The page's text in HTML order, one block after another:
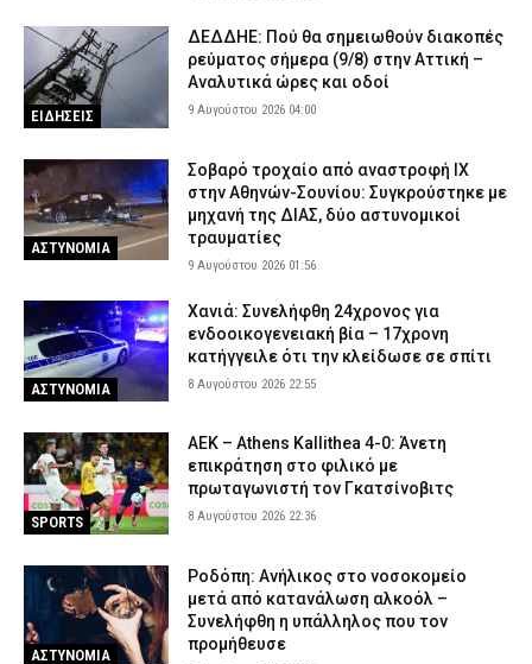
Κέρκυρα: Απαγορεύτηκε ο απόπλους πλοίου με 26 επιβάτες
λόγω μηχανικής βλάβης
ΕΙΔΗΣΕΙΣ 8 Αυγούστου 2026 15:32
ΕΙΔΗΣΕΙΣ
ΔΕΔΔΗΕ: Πού θα σημειωθούν διακοπές
ρεύματος σήμερα (9/8) στην Αττική –
Αναλυτικά ώρες και οδοί
9 Αυγούστου 2026 04:00
ΑΣΤΥΝΟΜΙΑ
Σοβαρό τροχαίο από αναστροφή ΙΧ
στην Αθηνών-Σουνίου: Συγκρούστηκε με
μηχανή της ΔΙΑΣ, δύο αστυνομικοί
τραυματίες
9 Αυγούστου 2026 01:56
ΑΣΤΥΝΟΜΙΑ
Χανιά: Συνελήφθη 24χρονος για
ενδοοικογενειακή βία – 17χρονη
κατήγγειλε ότι την κλείδωσε σε σπίτι
8 Αυγούστου 2026 22:55
SPORTS
ΑΕΚ – Athens Kallithea 4-0: Άνετη
επικράτηση στο φιλικό με
πρωταγωνιστή τον Γκατσίνοβιτς
8 Αυγούστου 2026 22:36
ΑΣΤΥΝΟΜΙΑ
Ροδόπη: Ανήλικος στο νοσοκομείο
μετά από κατανάλωση αλκοόλ –
Συνελήφθη η υπάλληλος που τον
προμήθευσε